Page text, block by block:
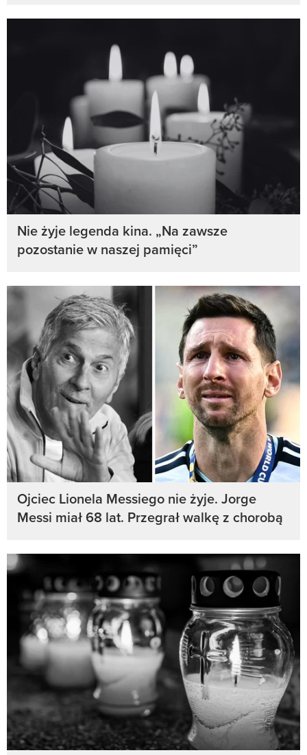
Nie żyje legenda kina. „Na zawsze
pozostanie w naszej pamięci”
Ojciec Lionela Messiego nie żyje. Jorge
Messi miał 68 lat. Przegrał walkę z chorobą